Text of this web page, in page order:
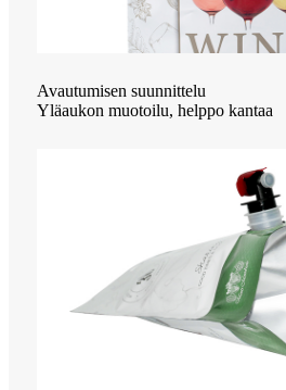
Avautumisen suunnittelu
Yläaukon muotoilu, helppo kantaa